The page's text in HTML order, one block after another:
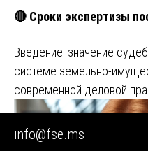
🔴 Сроки экспертизы
Введение: значение
системе земельно-
современной деловой
info@fse.ms